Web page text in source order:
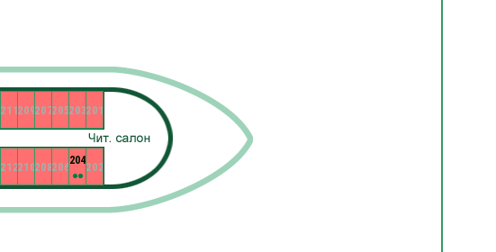
201
202
203
204
205
206
207
208
209
210
211
212